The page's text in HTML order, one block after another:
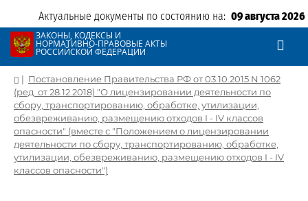
Актуальные документы по состоянию на: 09 августа 2026
ЗАКОНЫ, КОДЕКСЫ И
НОРМАТИВНО-ПРАВОВЫЕ АКТЫ
РОССИЙСКОЙ ФЕДЕРАЦИИ
| Постановление Правительства РФ от 03.10.2015 N 1062
(ред. от 28.12.2018) "О лицензировании деятельности по
сбору, транспортированию, обработке, утилизации,
обезвреживанию, размещению отходов I - IV классов
опасности" (вместе с "Положением о лицензировании
деятельности по сбору, транспортированию, обработке,
утилизации, обезвреживанию, размещению отходов I - IV
классов опасности")